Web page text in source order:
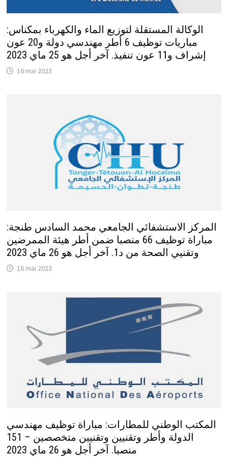
الوكالة المستقلة لتوزيع الماء والكهرباء بمكناس:
مباريات توظيف 6 أطر مهندسي دولة و20 عون
إشراف و11 عون تنفيذ. آخر أجل هو 25 ماي 2023
16 mai 2023
المركز الاستشفائي الجامعي محمد السادس طنجة:
مباراة توظيف 66 منصبا ضمن أطر هيئة الممرضين
وتقنيي الصحة من د1. آخر أجل هو 26 ماي 2023
16 mai 2023
المكتب الوطني للمطارات: مباراة توظيف مهندسي
الدولة وأطر وتقنيين وتقنيين متخصصين – 151
منصبا. آخر أجل هو 26 ماي 2023